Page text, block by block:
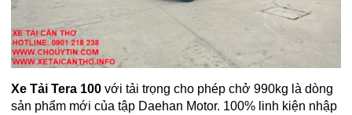
Xe Tải Tera 100với tải trọng cho phép chở 990kg là dòng
sản phẩm mới của tập Daehan Motor. 100% linh kiện nhập